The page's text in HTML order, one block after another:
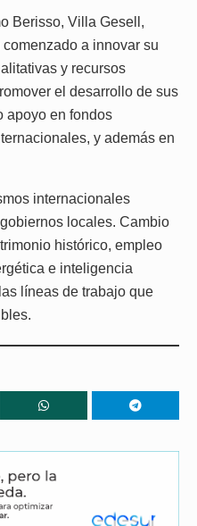
Berisso, Villa Gesell,
a innovar su
y recursos
el desarrollo de sus
apoyo en fondos
y además en
internacionales
locales. Cambio
histórico, empleo
e inteligencia
líneas de trabajo que